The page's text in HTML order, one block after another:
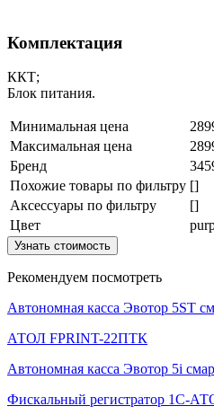
Комплектация
ККТ;
Блок питания.
Минимальная цена
Максимальная цена
Бренд
Похожие товары по фильтру []
Аксессуары по фильтру
[]
Цвет
Узнать стоимость
Рекомендуем посмотреть
Автономная касса Эвотор 5ST
АТОЛ FPRINT-22ПТК
Автономная касса Эвотор 5i
Фискальный регистратор 1С-